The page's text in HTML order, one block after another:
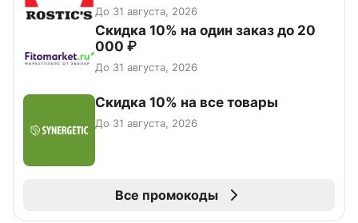
До 31 августа, 2026
Скидка 10% на один заказ до 20
000 ₽
До 31 августа, 2026
Скидка 10% на все товары
До 31 августа, 2026
Все промокоды